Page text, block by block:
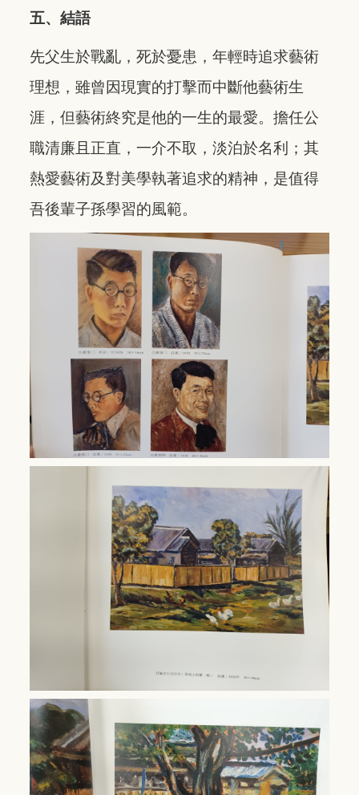
五、結語
先父生於戰亂，死於憂患，年輕時追求藝術
理想，雖曾因現實的打擊而中斷他藝術生
涯，但藝術終究是他的一生的最愛。擔任公
職清廉且正直，一介不取，淡泊於名利；其
熱愛藝術及對美學執著追求的精神，是值得
吾後輩子孫學習的風範。